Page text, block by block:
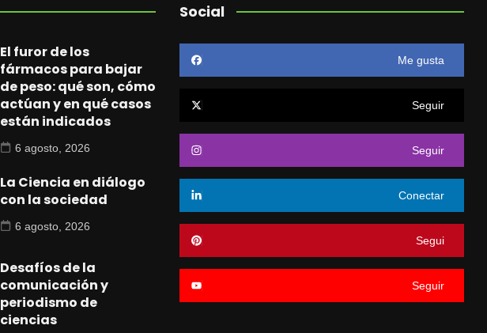
El furor de los
fármacos para bajar
de peso: qué son, cómo
actúan y en qué casos
están indicados
6 agosto, 2026
La Ciencia en diálogo
con la sociedad
6 agosto, 2026
Desafíos de la
comunicación y
periodismo de
ciencias
Social
Me gusta
Seguir
Seguir
Conectar
Segui
Seguir